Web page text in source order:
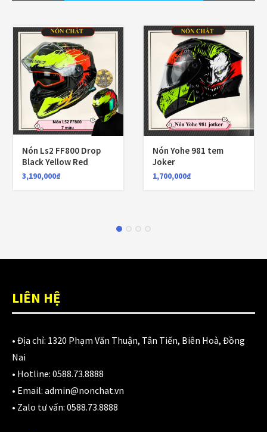
Nón Ls2 FF800 Drop
Black Yellow Red
3,190,000₫
Nón Yohe 981 tem
Joker
1,700,000₫
LIÊN HỆ
• Địa chỉ: 1320 Phạm Văn Thuận, Tân Tiến, Biên Hoà, Đồng
Nai
• Hotline: 0588.73.8888
• Email: admin@nonchat.vn
• Zalo tư vấn: 0588.73.8888